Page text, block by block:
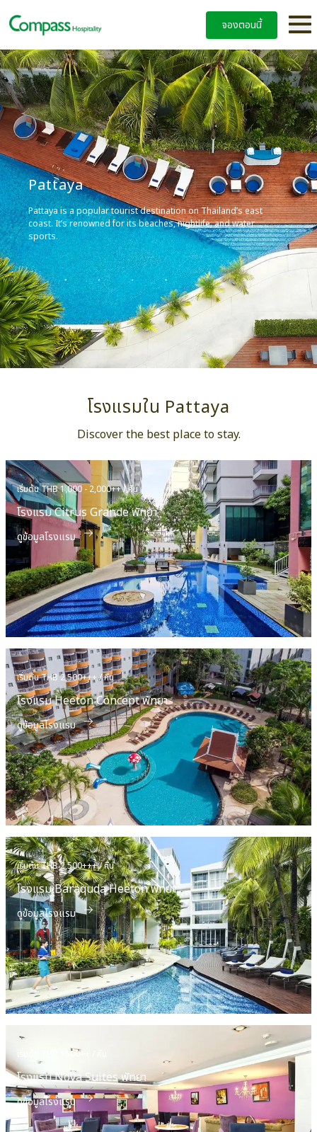
จองตอนนี้
Pattaya
Pattaya is a popular tourist destination on Thailand’s east
coast. It’s renowned for its beaches, nightlife, and water
sports.
โรงแรมใน Pattaya
Discover the best place to stay.
เริ่มต้น THB 1,000 - 2,000++ / คืน
โรงแรม Citrus Grande พัทยา
ดูข้อมูลโรงแรม
เริ่มต้น THB 2,500+++ / คืน
โรงแรม Heeton Concept พัทยา
ดูข้อมูลโรงแรม
เริ่มต้น THB 2,500+++ / คืน
โรงแรม Baraquda Heeton พัทยา
ดูข้อมูลโรงแรม
เริ่มต้น THB 1500++ / คืน
โรงแรม Nova Suites พัทยา
ดูข้อมูลโรงแรม